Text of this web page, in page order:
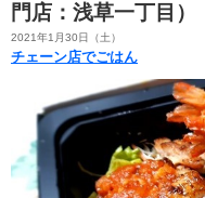
門店：浅草一丁目）
2021年1月30日（土）
チェーン店でごはん